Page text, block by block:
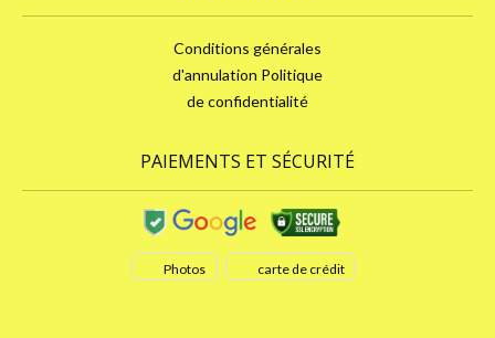
Conditions générales
d'annulation Politique
de confidentialité
PAIEMENTS ET SÉCURITÉ
Photos carte de crédit